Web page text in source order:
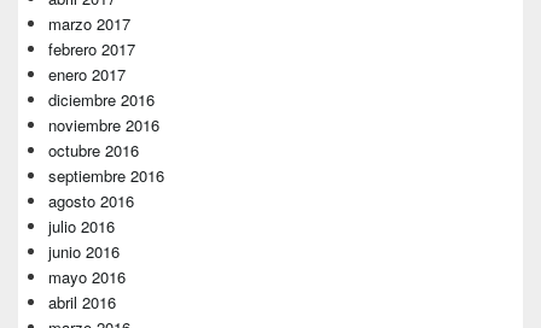
marzo 2017
febrero 2017
enero 2017
diciembre 2016
noviembre 2016
octubre 2016
septiembre 2016
agosto 2016
julio 2016
junio 2016
mayo 2016
abril 2016